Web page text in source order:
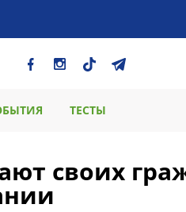
ТЕСТЫ
своих